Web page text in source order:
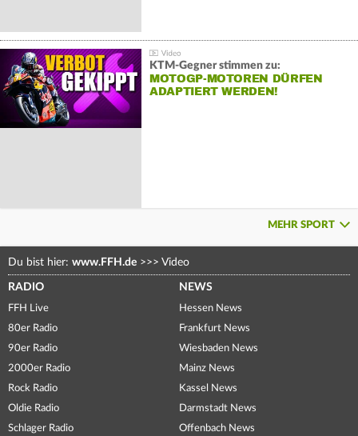
KTM-Gegner stimmen zu:
MOTOGP-MOTOREN DÜRFEN
ADAPTIERT WERDEN!
MEHR SPORT
Du bist hier: www.FFH.de >>> Video
RADIO
FFH Live
80er Radio
90er Radio
2000er Radio
Rock Radio
Oldie Radio
Schlager Radio
NEWS
Hessen News
Frankfurt News
Wiesbaden News
Mainz News
Kassel News
Darmstadt News
Offenbach News